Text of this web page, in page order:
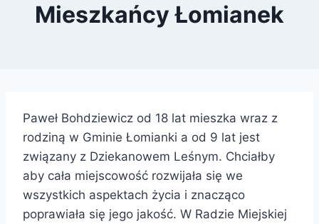
Mieszkańcy Łomianek
Paweł Bohdziewicz od 18 lat mieszka wraz z
rodziną w Gminie Łomianki a od 9 lat jest
związany z Dziekanowem Leśnym. Chciałby
aby cała miejscowość rozwijała się we
wszystkich aspektach życia i znacząco
poprawiała się jego jakość. W Radzie Miejskiej